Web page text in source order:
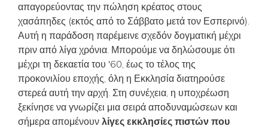
απαγορεύοντας την πώληση κρέατος στους
χασάπηδες (εκτός από το Σάββατο μετά τον Εσπερινό).
Αυτή η παράδοση παρέμεινε σχεδόν δογματική μέχρι
πριν από λίγα χρόνια. Μπορούμε να δηλώσουμε ότι
μέχρι τη δεκαετία του '60, έως το τέλος της
προκονιλίου εποχής, όλη η Εκκλησία διατηρούσε
στερεά αυτή την αρχή. Στη συνέχεια, η υποχρέωση
ξεκίνησε να γνωρίζει μια σειρά αποδυναμώσεων και
σήμερα απομένουνλίγες εκκλησίες πιστών που